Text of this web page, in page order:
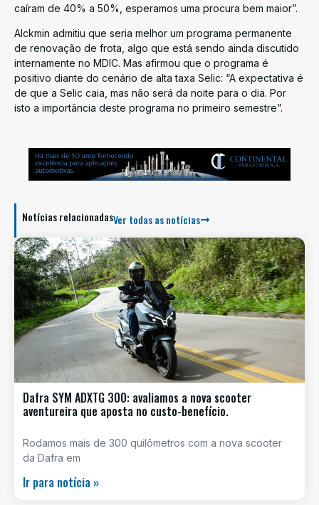
caíram de 40% a 50%, esperamos uma procura bem maior”.
Alckmin admitiu que seria melhor um programa permanente
de renovação de frota, algo que está sendo ainda discutido
internamente no MDIC. Mas afirmou que o programa é
positivo diante do cenário de alta taxa Selic: “A expectativa é
de que a Selic caia, mas não será da noite para o dia. Por
isto a importância deste programa no primeiro semestre”.
Notícias relacionadasVer todas as notícias
Dafra SYM ADXTG 300: avaliamos a nova scooter
aventureira que aposta no custo-benefício.
Rodamos mais de 300 quilômetros com a nova scooter
da Dafra em
Ir para notícia »